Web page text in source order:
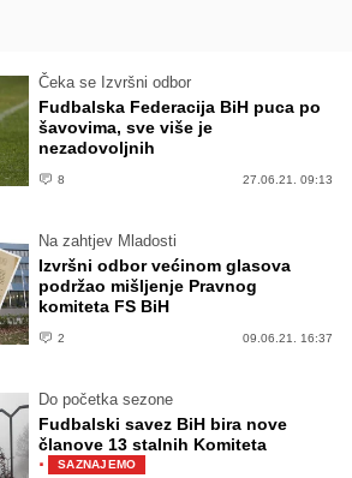
Čeka se Izvršni odbor
Fudbalska Federacija BiH puca po
šavovima, sve više je
nezadovoljnih
8 27.06.21. 09:13
Na zahtjev Mladosti
Izvršni odbor većinom glasova
podržao mišljenje Pravnog
komiteta FS BiH
2 09.06.21. 16:37
Do početka sezone
Fudbalski savez BiH bira nove
članove 13 stalnih Komiteta
· SAZNAJEMO